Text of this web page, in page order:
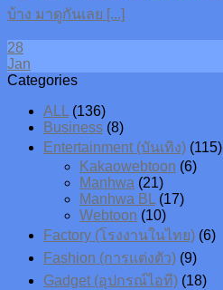
บ้าง มาดูกันเลย [...]
28
Jan
Categories
ALL (136)
Business (8)
Entertainment (บันเทิง) (115)
Kakaowebtoon (6)
Manhwa (21)
Manhwa BL (17)
Webtoon (10)
Factory (โรงงานในไทย) (6)
Fashion (การแต่งตัว) (9)
Gadget (อุปกรณ์ไอที) (18)